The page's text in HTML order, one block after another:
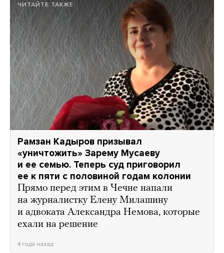
ЧИТАЙТЕ ТАКЖЕ
Рамзан Кадыров призывал
«уничтожить» Зарему Мусаеву
и ее семью. Теперь суд приговорил
ее к пяти с половиной годам колонии
Прямо перед этим в Чечне напали
на журналистку Елену Милашину
и адвоката Александра Немова, которые
ехали на решение
4 года назад